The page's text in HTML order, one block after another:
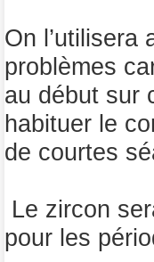
On
problèmes
au début sur
habituer le
de courtes
Le zircon
pour les